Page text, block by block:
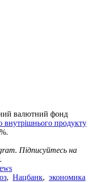
валютний фонд
внутрішнього продукту
Підписуйтесь на
.
, Нацбанк, экономика